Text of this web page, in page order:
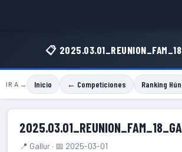
📋
IR A → Inicio ← Competiciones Ranking
📍 Gallur · 📅 2025-03-01